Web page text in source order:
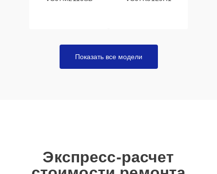
Показать все модели
Экспресс-расчет